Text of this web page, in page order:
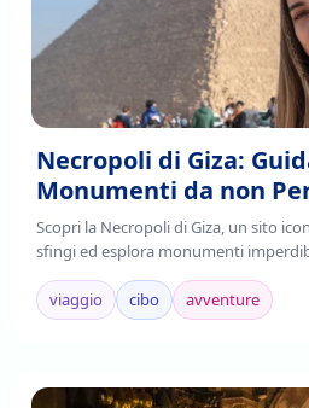
Necropoli di Giza:
Monumenti da non
Scopri la Necropoli di Giza, un sito
sfingi ed esplora monumenti
storia. Leggi di più!
viaggio
cibo avventure